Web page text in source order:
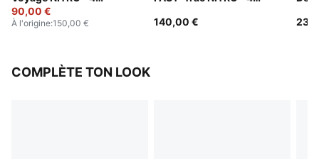
Homme
90,00 €
À l'origine:150,00 €
140,00 €
COMPLÈTE TON LOOK